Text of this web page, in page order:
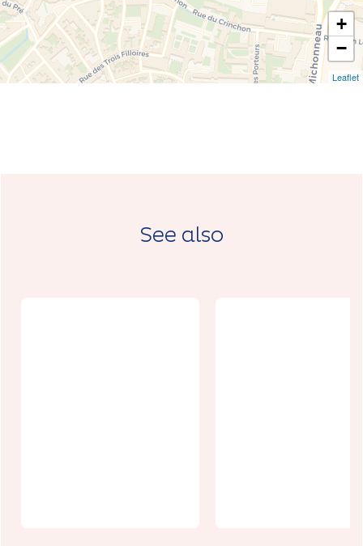
+
−
Leaflet
See also